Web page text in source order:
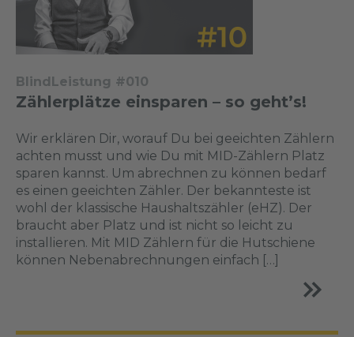
BlindLeistung #010
Zählerplätze einsparen – so geht’s!
Wir erklären Dir, worauf Du bei geeichten Zählern
achten musst und wie Du mit MID-Zählern Platz
sparen kannst. Um abrechnen zu können bedarf
es einen geeichten Zähler. Der bekannteste ist
wohl der klassische Haushaltszähler (eHZ). Der
braucht aber Platz und ist nicht so leicht zu
installieren. Mit MID Zählern für die Hutschiene
können Nebenabrechnungen einfach […]